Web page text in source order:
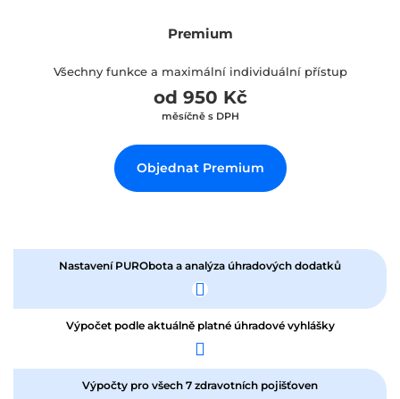
Premium
Všechny funkce a maximální individuální přístup
od 950 Kč
měsíčně s DPH
Objednat Premium
Nastavení PURObota a analýza úhradových dodatků
Výpočet podle aktuálně platné úhradové vyhlášky
Výpočty pro všech 7 zdravotních pojišťoven